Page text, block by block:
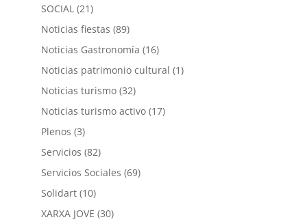
SOCIAL(21)
Noticias fiestas (89)
Noticias Gastronomía (16)
Noticias patrimonio cultural (1)
Noticias turismo(32)
Noticias turismo activo(17)
Plenos (3)
Servicios (82)
Servicios Sociales (69)
Solidart(10)
XARXA JOVE (30)